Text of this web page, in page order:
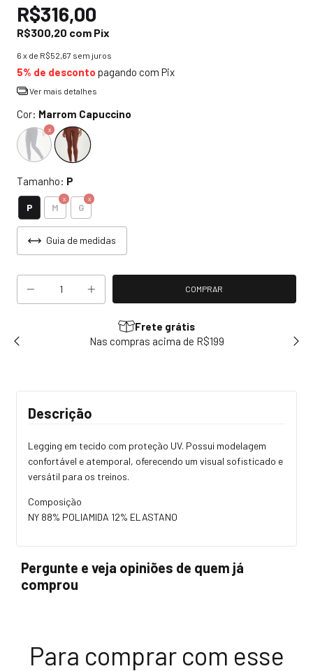
R$316,00
R$300,20 com Pix
6 x de R$52,67 sem juros
5% de desconto pagando com Pix
Ver mais detalhes
Cor: Marrom Capuccino
Tamanho: P
P M G
Guia de medidas
Frete grátis
Nas compras acima de R$199
Descrição
Legging em tecido com proteção UV. Possui modelagem
confortável e atemporal, oferecendo um visual sofisticado e
versátil para os treinos.
Composição
NY 88% POLIAMIDA 12% ELASTANO
Pergunte e veja opiniões de quem já
comprou
Para comprar com esse